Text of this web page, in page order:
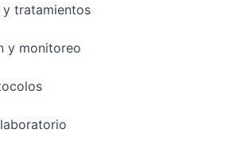
y tratamientos
y monitoreo